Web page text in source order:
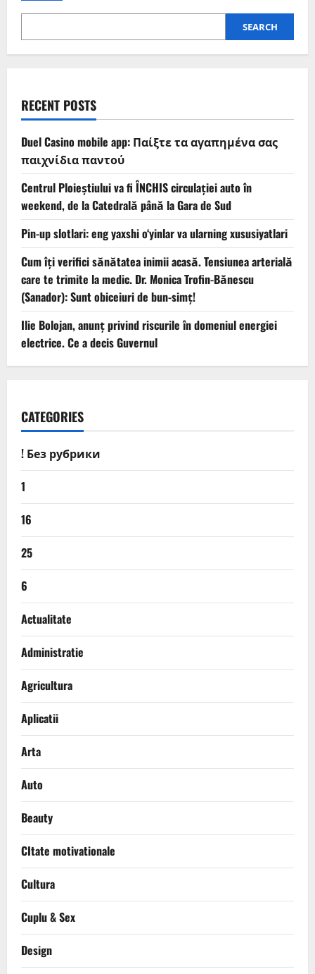
SEARCH
RECENT POSTS
Duel Casino mobile app: Παίξτε τα αγαπημένα σας
παιχνίδια παντού
Centrul Ploieștiului va fi ÎNCHIS circulației auto în
weekend, de la Catedrală până la Gara de Sud
Pin-up slotlari: eng yaxshi o‘yinlar va ularning xususiyatlari
Cum îți verifici sănătatea inimii acasă. Tensiunea arterială
care te trimite la medic. Dr. Monica Trofin-Bănescu
(Sanador): Sunt obiceiuri de bun-simț!
Ilie Bolojan, anunț privind riscurile în domeniul energiei
electrice. Ce a decis Guvernul
CATEGORIES
! Без рубрики
1
16
25
6
Actualitate
Administratie
Agricultura
Aplicatii
Arta
Auto
Beauty
CItate motivationale
Cultura
Cuplu & Sex
Design